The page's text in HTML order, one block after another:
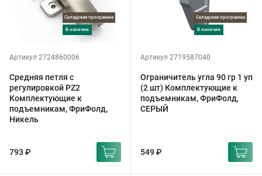
Складская программа
в наличии
Артикул 2724860006
Средняя петля с
регулировкой PZ2
Комплектующие к
подъемникам, ФриФолд,
Никель
793 ₽
Складская программа
в наличии
Артикул 2719587040
Ограничитель угла 90 гр 1 уп
(2 шт) Комплектующие к
подъемникам, ФриФолд,
СЕРЫЙ
549 ₽